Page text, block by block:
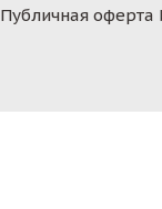
Публичная